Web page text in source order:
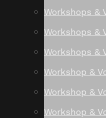
Workshops &
Workshops &
Workshops &
Workshop &
Workshop &
Workshop &